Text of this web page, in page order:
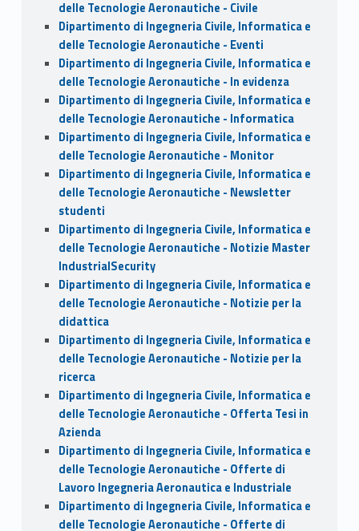
delle Tecnologie Aeronautiche - Civile
Dipartimento di Ingegneria Civile, Informatica e
delle Tecnologie Aeronautiche - Eventi
Dipartimento di Ingegneria Civile, Informatica e
delle Tecnologie Aeronautiche - In evidenza
Dipartimento di Ingegneria Civile, Informatica e
delle Tecnologie Aeronautiche - Informatica
Dipartimento di Ingegneria Civile, Informatica e
delle Tecnologie Aeronautiche - Monitor
Dipartimento di Ingegneria Civile, Informatica e
delle Tecnologie Aeronautiche - Newsletter
studenti
Dipartimento di Ingegneria Civile, Informatica e
delle Tecnologie Aeronautiche - Notizie Master
IndustrialSecurity
Dipartimento di Ingegneria Civile, Informatica e
delle Tecnologie Aeronautiche - Notizie per la
didattica
Dipartimento di Ingegneria Civile, Informatica e
delle Tecnologie Aeronautiche - Notizie per la
ricerca
Dipartimento di Ingegneria Civile, Informatica e
delle Tecnologie Aeronautiche - Offerta Tesi in
Azienda
Dipartimento di Ingegneria Civile, Informatica e
delle Tecnologie Aeronautiche - Offerte di
Lavoro Ingegneria Aeronautica e Industriale
Dipartimento di Ingegneria Civile, Informatica e
delle Tecnologie Aeronautiche - Offerte di